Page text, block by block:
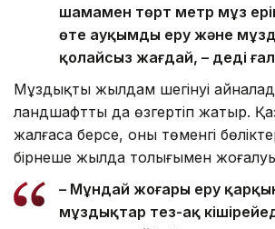
шамамен төрт метр мұз
өте ауқымды еру және
қолайсыз жағдай, – деді
Мұздықтың жылдам шегінуі
ландшафтты да өзгертіп жатыр.
жалғаса берсе, оның төменгі
бірнеше жылда толығымен
– Мұндай жоғары еру
мұздықтар тез-ақ